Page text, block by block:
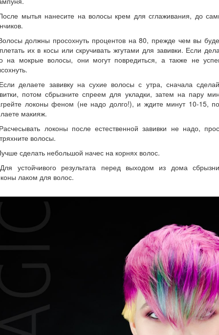
мытья нанесите на волосы крем для сглаживания, до
должны просохнуть процентов на 80, прежде чем вы
их в косы или скручивать жгутами для завивки. Если
на мокрые волосы, они могут повредиться, а также не
делаете завивку на сухие волосы с утра, сначала
потом сбрызните спреем для укладки, затем на пару
локоны феном (не надо долго!), и ждите минут 10-15,
макияж.
локоны после естественной завивки не надо,
волосы.
сделать небольшой начес на корнях волос.
устойчивого результата перед выходом из дома
лаком для волос.